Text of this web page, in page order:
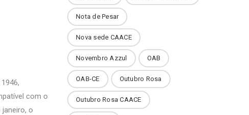
com o
o
Nota de Pesar
Nova sede CAACE
Novembro Azzul OAB
OAB-CE Outubro Rosa
Outubro Rosa CAACE